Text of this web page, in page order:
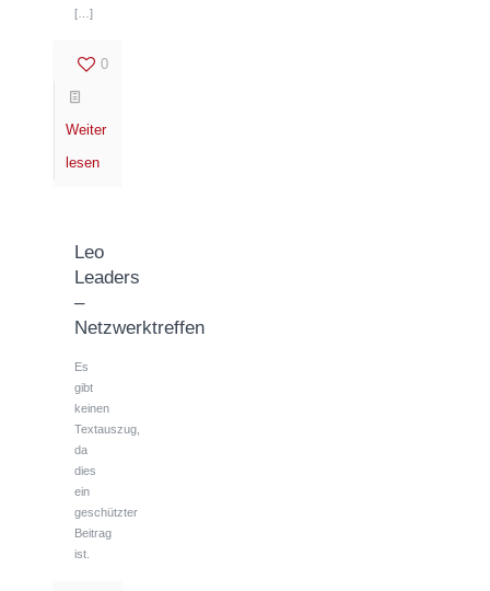
[…]
0
Weiter
lesen
Leo
Leaders
–
Netzwerktreffen
Es
gibt
keinen
Textauszug,
da
dies
ein
geschützter
Beitrag
ist.